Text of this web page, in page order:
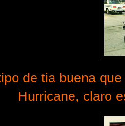
de tia buena
Hurricane, claro